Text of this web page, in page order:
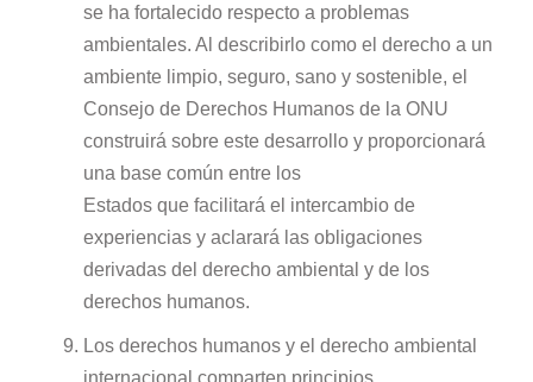
se ha fortalecido respecto a problemas
ambientales. Al describirlo como el derecho a un
ambiente limpio, seguro, sano y sostenible, el
Consejo de Derechos Humanos de la ONU
construirá sobre este desarrollo y proporcionará
una base común entre los
Estados que facilitará el intercambio de
experiencias y aclarará las obligaciones
derivadas del derecho ambiental y de los
derechos humanos.
Los derechos humanos y el derecho ambiental
internacional comparten principios